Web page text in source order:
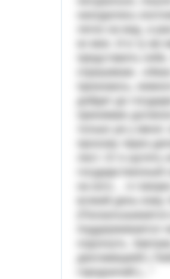
находились
спрашиваю.
дойдет до
прохожу через
лист. О! я
на кого… я
всякий день
поддерживается
отдохнуть.
декламацией.)